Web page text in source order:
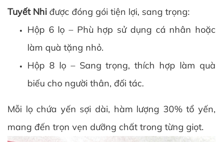
Tuyết Nhi được đóng gói tiện lợi, sang trọng:
Hộp 6 lọ – Phù hợp sử dụng cá nhân hoặc
làm quà tặng nhỏ.
Hộp 8 lọ – Sang trọng, thích hợp làm quà
biếu cho người thân, đối tác.
Mỗi lọ chứa yến sợi dài, hàm lượng 30% tổ yến,
mang đến trọn vẹn dưỡng chất trong từng giọt.